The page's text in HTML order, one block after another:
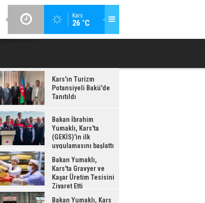
Kars
26 °C
BAKAN İBRAHIM YUMAKLI, KARS'TA (GEKİS)'IN ILK
Kars'ın Turizm
Potansiyeli Bakü'de
Tanıtıldı
Bakan İbrahim
Yumaklı, Kars'ta
(GEKİS)'in ilk
uygulamasını başlattı
Bakan Yumaklı,
Kars'ta Gravyer ve
Kaşar Üretim Tesisini
Ziyaret Etti
Bakan Yumaklı, Kars